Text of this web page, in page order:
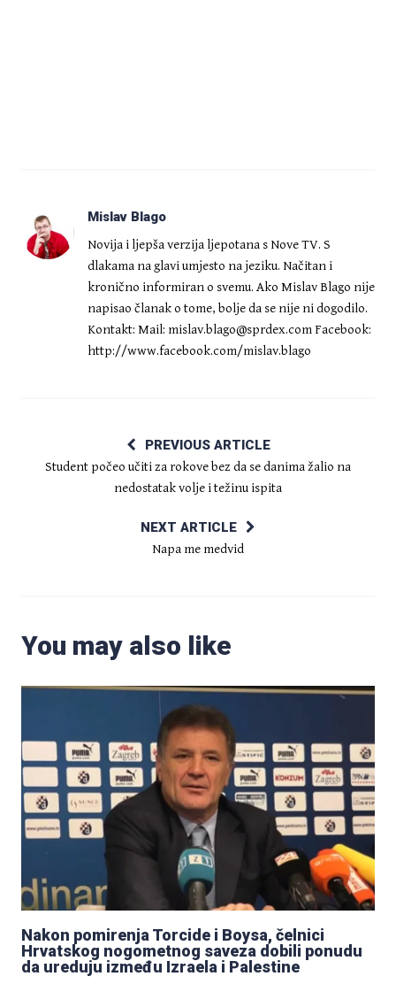
Mislav Blago
Novija i ljepša verzija ljepotana s Nove TV. S
dlakama na glavi umjesto na jeziku. Načitan i
kronično informiran o svemu. Ako Mislav Blago nije
napisao članak o tome, bolje da se nije ni dogodilo.
Kontakt: Mail: mislav.blago@sprdex.com Facebook:
http://www.facebook.com/mislav.blago
PREVIOUS ARTICLE
Student počeo učiti za rokove bez da se danima žalio na
nedostatak volje i težinu ispita
NEXT ARTICLE
Napa me medvid
You may also like
Nakon pomirenja Torcide i Boysa, čelnici
Hrvatskog nogometnog saveza dobili ponudu
da ureduju između Izraela i Palestine